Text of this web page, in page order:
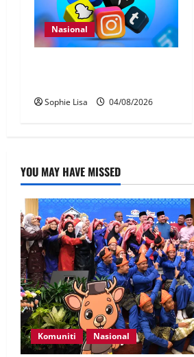
Nasional
Sophie Lisa 04/08/2026
YOU MAY HAVE MISSED
Komuniti Nasional